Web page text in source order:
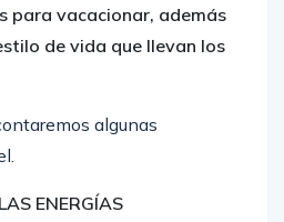
para vacacionar, además
de vida que llevan los
algunas
ENERGÍAS